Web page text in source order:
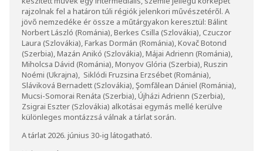
rajzolnak fel a határon túli régiók jelenkori művészetéről. A
jövő nemzedéke ér össze a műtárgyakon keresztül: Bálint
Norbert László (Románia), Berkes Csilla (Szlovákia), Czuczor
Laura (Szlovákia), Farkas Dormán (Románia), Kovač Botond
(Szerbia), Mazán Anikó (Szlovákia), Májai Adrienn (Románia),
Miholcsa Dávid (Románia), Monyov Glória (Szerbia), Ruszin
Noémi (Ukrajna), Siklódi Fruzsina Erzsébet (Románia),
Sláviková Bernadett (Szlovákia), Şomfălean Dániel (Románia),
Mucsi-Somorai Renáta (Szerbia), Újházi Adrienn (Szerbia),
Zsigrai Eszter (Szlovákia) alkotásai egymás mellé kerülve
különleges montázzsá válnak a tárlat során.
A tárlat 2026. június 30-ig látogatható.